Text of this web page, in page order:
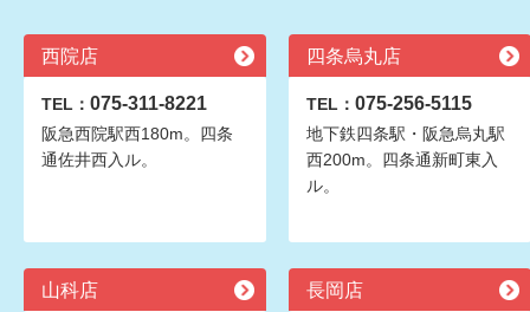
西院店
TEL： 075-311-8221
阪急西院駅西180m。四条
通佐井西入ル。
四条烏丸店
TEL： 075-256-5115
地下鉄四条駅・阪急烏丸駅
西200m。四条通新町東入
ル。
山科店 長岡店